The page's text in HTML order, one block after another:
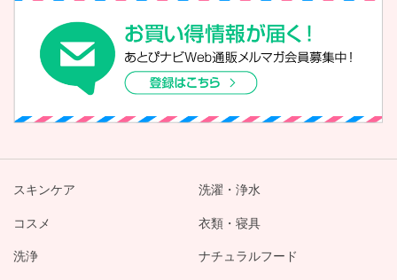
スキンケア
コスメ
洗浄
洗濯・浄水
衣類・寝具
ナチュラルフード